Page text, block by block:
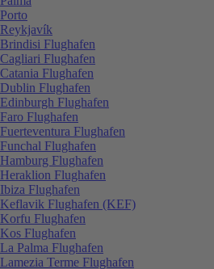
Porto
Reykjavík
Brindisi Flughafen
Cagliari Flughafen
Catania Flughafen
Dublin Flughafen
Edinburgh Flughafen
Faro Flughafen
Fuerteventura Flughafen
Funchal Flughafen
Hamburg Flughafen
Heraklion Flughafen
Ibiza Flughafen
Keflavik Flughafen (KEF)
Korfu Flughafen
Kos Flughafen
La Palma Flughafen
Lamezia Terme Flughafen